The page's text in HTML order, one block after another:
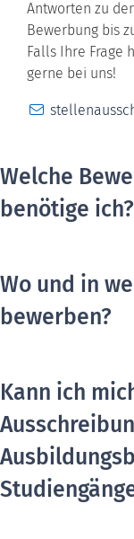
Antworten zu
Bewerbung bis
Falls Ihre Frage
gerne bei uns!
Welche
benötige ich?
Wo und in
bewerben?
Kann ich